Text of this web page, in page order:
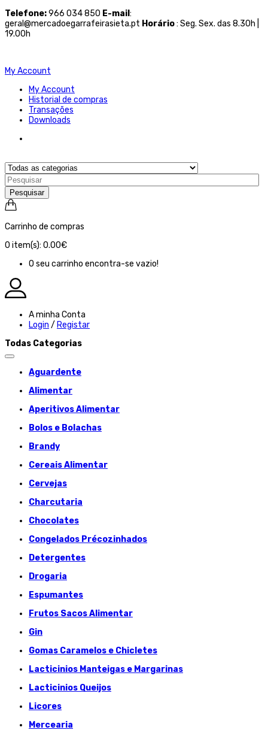
Telefone:966 034 850 E-mail :
geral@mercadoegarrafeirasieta.pt Horário: Seg. Sex. das 8.30h |
19.00h
My Account
My Account
Historial de compras
Transações
Downloads
Pesquisar
Carrinho de compras
0 item(s): 0.00€
O seu carrinho encontra-se vazio!
A minha Conta
Login / Registar
Todas Categorias
Aguardente
Alimentar
Aperitivos Alimentar
Bolos e Bolachas
Brandy
Cereais Alimentar
Cervejas
Charcutaria
Chocolates
Congelados Précozinhados
Detergentes
Drogaria
Espumantes
Frutos Sacos Alimentar
Gin
Gomas Caramelos e Chicletes
Lacticinios Manteigas e Margarinas
Lacticinios Queijos
Licores
Mercearia